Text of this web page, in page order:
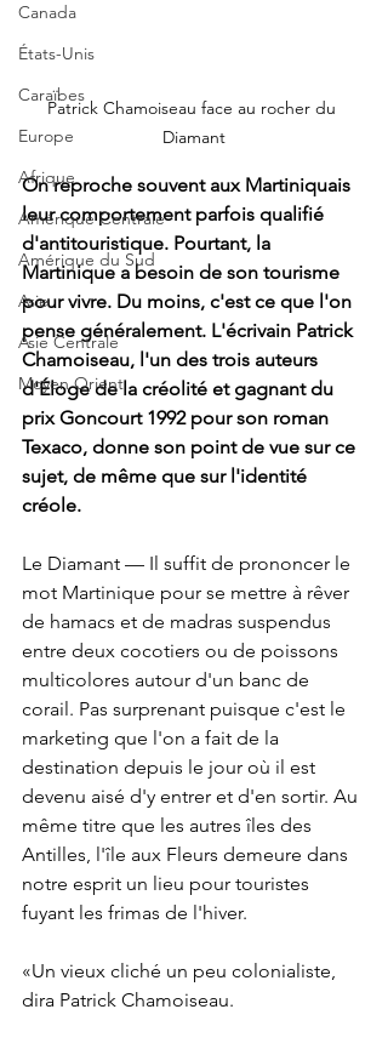
Canada
États-Unis
Caraïbes
Europe
Afrique
Amérique Centrale
Amérique du Sud
Asie
Asie Centrale
Moyen Orient
Patrick Chamoiseau face au rocher du
Diamant
On reproche souvent aux Martiniquais
leur comportement parfois qualifié
d'antitouristique. Pourtant, la
Martinique a besoin de son tourisme
pour vivre. Du moins, c'est ce que l'on
pense généralement. L'écrivain Patrick
Chamoiseau, l'un des trois auteurs
d'Éloge de la créolité et gagnant du
prix Goncourt 1992 pour son roman
Texaco, donne son point de vue sur ce
sujet, de même que sur l'identité
créole.
Le Diamant — Il suffit de prononcer le
mot Martinique pour se mettre à rêver
de hamacs et de madras suspendus
entre deux cocotiers ou de poissons
multicolores autour d'un banc de
corail. Pas surprenant puisque c'est le
marketing que l'on a fait de la
destination depuis le jour où il est
devenu aisé d'y entrer et d'en sortir. Au
même titre que les autres îles des
Antilles, l'île aux Fleurs demeure dans
notre esprit un lieu pour touristes
fuyant les frimas de l'hiver.
«Un vieux cliché un peu colonialiste,
dira Patrick Chamoiseau.